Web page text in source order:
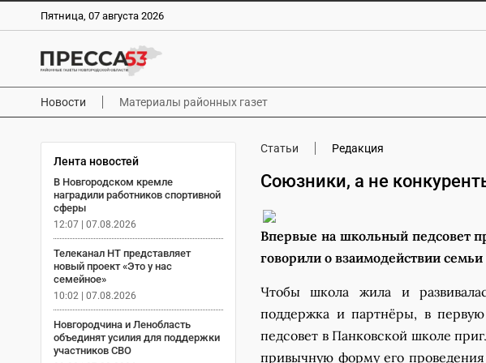
Пятница, 07 августа 2026
Новости Материалы районных газет
Лента новостей
В Новгородском кремле
наградили работников спортивной
сферы
12:07 | 07.08.2026
Телеканал НТ представляет
новый проект «Это у нас
семейное»
10:02 | 07.08.2026
Новгородчина и Ленобласть
объединят усилия для поддержки
участников СВО
Статьи Редакция
Союзники, а не
Впервые на школьный педсовет
говорили о взаимодействии
Чтобы школа жила и
поддержка и партнёры, в
педсовет в Панковской школе
привычную форму его